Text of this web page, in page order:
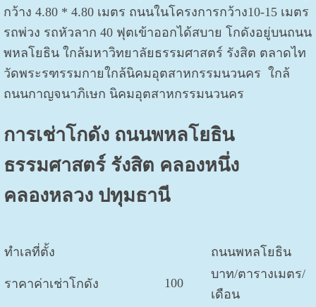
กว้าง 4.80 * 4.80 เมตร ถนนในโครงการกว้าง10-15 เมตร
รถพ่วง รถหัวลาก 40 ฟุตเข้าออกได้สบาย โกดังอยู่บนถนน
พหลโยธิน ใกล้มหาวิทยาลัยธรรมศาสตร์ รังสิต ตลาดไท
วัดพระรฑรรมกายใกล้นิคมอุตสาหกรรมนวนคร ใกล้
ถนนกาญจนาภิเษก นิคมอุตสาหกรรมนวนคร
การเช่าโกดัง ถนนพหลโยธิน
ธรรมศาสตร์ รังสิต คลองหนึ่ง
คลองหลวง ปทุมธานี
ทำเลที่ตั้ง ถนนพหลโยธิน
ราคาค่าเช่าโกดัง 100
บาท/ตารางเมตร/
เดือน